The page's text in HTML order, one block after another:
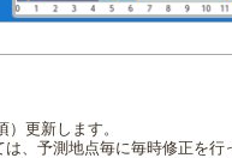
更新します。
、予測地点毎に毎時修正を行